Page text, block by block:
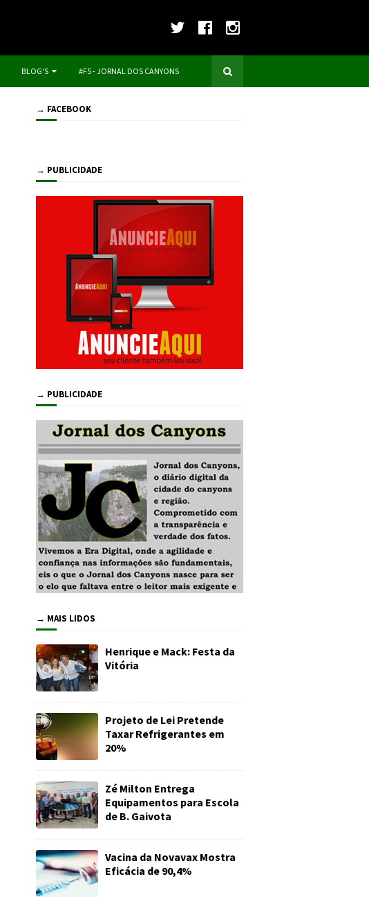
BLOG'S #F5 - JORNAL DOS CANYONS
→ FACEBOOK
→ PUBLICIDADE
→ PUBLICIDADE
→ MAIS LIDOS
Henrique e Mack: Festa da
Vitória
Projeto de Lei Pretende
Taxar Refrigerantes em
20%
Zé Milton Entrega
Equipamentos para Escola
de B. Gaivota
Vacina da Novavax Mostra
Eficácia de 90,4%